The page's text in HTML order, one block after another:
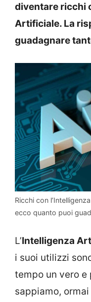
diventare ricchi
Artificiale. La
guadagnare
Ricchi con
ecco quanto puoi
L’Intelligenza
i suoi utilizzi
tempo un vero e
sappiamo,